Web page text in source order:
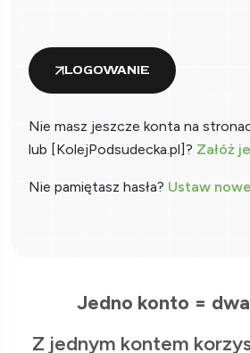
LOGOWANIE
Nie masz jeszcze konta na
lub [KolejPodsudecka.pl]? Załóż
Nie pamiętasz hasła? Ustaw nowe
Jedno konto =
Z jednym kontem